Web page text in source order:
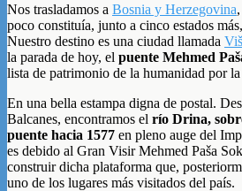
Nos trasladamos a Bosnia y Herzegovina
poco constituía, junto a cinco estados
Nuestro destino es una ciudad llamada
la parada de hoy, el puente Mehmed
lista de patrimonio de la humanidad por
En una bella estampa digna de postal.
Balcanes, encontramos el río Drina,
puente hacia 1577 en pleno auge del
es debido al Gran Visir Mehmed Paša
construir dicha plataforma que,
uno de los lugares más visitados del país.